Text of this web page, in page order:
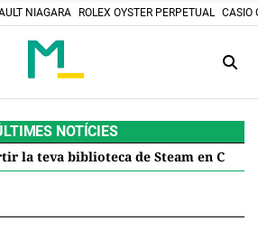
NIAGARA ROLEX OYSTER PERPETUAL CASIO
NOTÍCIES
de Steam en Cartutxos retro: el projecte DIY que desafia el futur digital